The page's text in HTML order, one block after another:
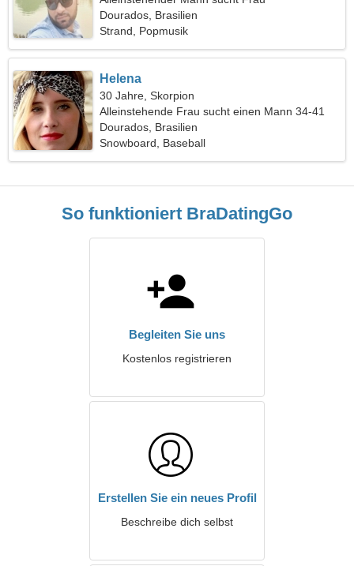
Dourados, Brasilien
Strand, Popmusik
Helena
30 Jahre, Skorpion
Alleinstehende Frau sucht einen Mann 34-41
Dourados, Brasilien
Snowboard, Baseball
So funktioniert BraDatingGo
Begleiten Sie uns
Kostenlos registrieren
Erstellen Sie ein neues Profil
Beschreibe dich selbst